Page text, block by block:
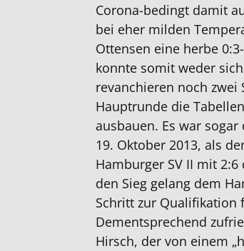
Corona-bedingt damit
bei eher milden
Ottensen eine herbe
konnte somit weder
revanchieren noch zwei
Hauptrunde die
ausbauen. Es war
19. Oktober 2013, als
Hamburger SV II mit
den Sieg gelang dem
Schritt zur Qualifikation
Dementsprechend
Hirsch, der von einem